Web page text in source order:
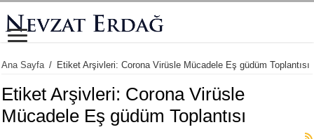
Ana Sayfa / Etiket Arşivleri: Corona Virüsle Mücadele Eş güdüm Toplantısı
Etiket Arşivleri: Corona Virüsle
Mücadele Eş güdüm Toplantısı